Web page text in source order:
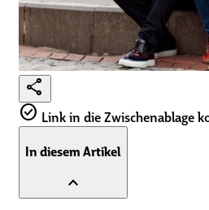
share
check_circle Link in die Zwischenablage
In diesem Artikel
expand_less